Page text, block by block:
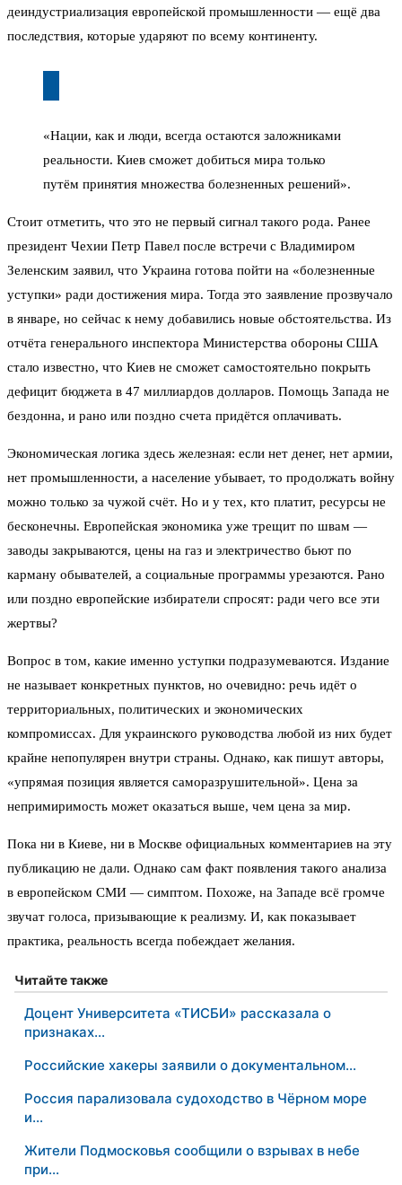
деиндустриализация европейской промышленности — ещё два
последствия, которые ударяют по всему континенту.
«Нации, как и люди, всегда остаются заложниками
реальности. Киев сможет добиться мира только
путём принятия множества болезненных решений».
Стоит отметить, что это не первый сигнал такого рода. Ранее
президент Чехии Петр Павел после встречи с Владимиром
Зеленским заявил, что Украина готова пойти на «болезненные
уступки» ради достижения мира. Тогда это заявление прозвучало
в январе, но сейчас к нему добавились новые обстоятельства. Из
отчёта генерального инспектора Министерства обороны США
стало известно, что Киев не сможет самостоятельно покрыть
дефицит бюджета в 47 миллиардов долларов. Помощь Запада не
бездонна, и рано или поздно счета придётся оплачивать.
Экономическая логика здесь железная: если нет денег, нет армии,
нет промышленности, а население убывает, то продолжать войну
можно только за чужой счёт. Но и у тех, кто платит, ресурсы не
бесконечны. Европейская экономика уже трещит по швам —
заводы закрываются, цены на газ и электричество бьют по
карману обывателей, а социальные программы урезаются. Рано
или поздно европейские избиратели спросят: ради чего все эти
жертвы?
Вопрос в том, какие именно уступки подразумеваются. Издание
не называет конкретных пунктов, но очевидно: речь идёт о
территориальных, политических и экономических
компромиссах. Для украинского руководства любой из них будет
крайне непопулярен внутри страны. Однако, как пишут авторы,
«упрямая позиция является саморазрушительной». Цена за
непримиримость может оказаться выше, чем цена за мир.
Пока ни в Киеве, ни в Москве официальных комментариев на эту
публикацию не дали. Однако сам факт появления такого анализа
в европейском СМИ — симптом. Похоже, на Западе всё громче
звучат голоса, призывающие к реализму. И, как показывает
практика, реальность всегда побеждает желания.
Читайте также
Доцент Университета «ТИСБИ» рассказала о
признаках…
Российские хакеры заявили о документальном…
Россия парализовала судоходство в Чёрном море
и…
Жители Подмосковья сообщили о взрывах в небе
при…